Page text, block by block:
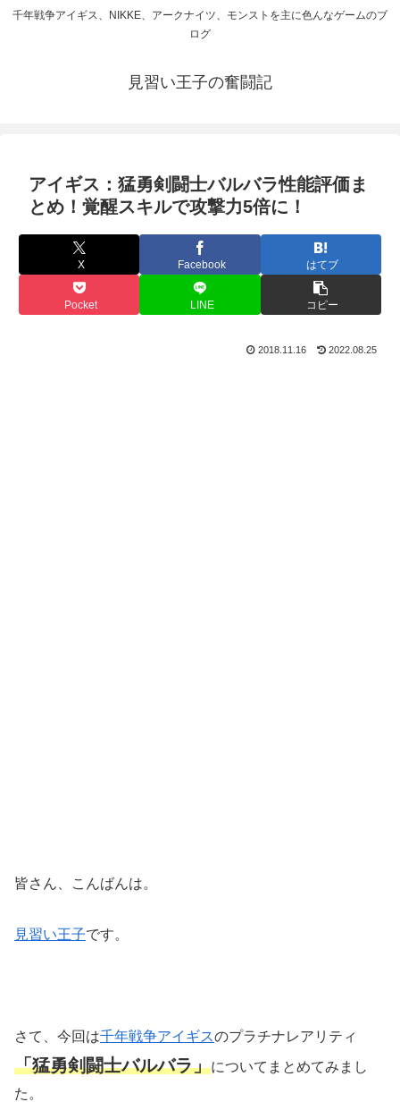
千年戦争アイギス、NIKKE、アークナイツ、モンストを主に色んなゲームのブ
ログ
見習い王子の奮闘記
アイギス：猛勇剣闘士バルバラ性能評価ま
とめ！覚醒スキルで攻撃力5倍に！
X Facebook はてブ
Pocket LINE コピー
2018.11.16 2022.08.25
皆さん、こんばんは。
見習い王子です。
さて、今回は千年戦争アイギスのプラチナレアリティ
「猛勇剣闘士バルバラ」についてまとめてみまし
た。